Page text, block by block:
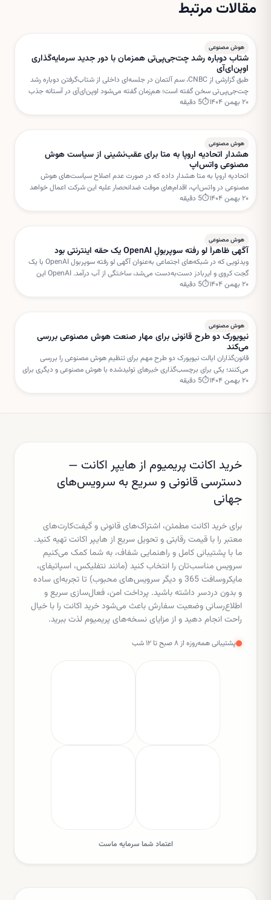
مقالات مرتبط
هوش مصنوعی
شتاب دوباره رشد چت‌جی‌پی‌تی همزمان با دور جدید سرمایه‌گذاری
اوپن‌ای‌آی
طبق گزارشی از CNBC، سم آلتمان در جلسه‌ای داخلی از شتاب‌گرفتن دوباره رشد
چت‌جی‌پی‌تی سخن گفته است؛ هم‌زمان گفته می‌شود اوپن‌ای‌آی در آستانه جذب
دور جدیدی از سرمایه‌گذاری با ارزش‌گذاری بسیار بالا است.
۲۰ بهمن ۱۴۰۴ ⏱
5 دقیقه
هوش مصنوعی
هشدار اتحادیه اروپا به متا برای عقب‌نشینی از سیاست هوش
مصنوعی واتس‌اپ
اتحادیه اروپا به متا هشدار داده که در صورت عدم اصلاح سیاست‌های هوش
مصنوعی در واتس‌اپ، اقدام‌های موقت ضدانحصار علیه این شرکت اعمال خواهد
شد. بروکسل نگران استفاده متا از داده‌های کاربران برای خدمات هوش مصنوعی
۲۰ بهمن ۱۴۰۴ ⏱
5 دقیقه
هوش مصنوعی
آگهی ظاهراً لو رفته سوپربولِ OpenAI یک حقه اینترنتی بود
ویدئویی که در شبکه‌های اجتماعی به‌عنوان آگهی لو رفته سوپربول OpenAI با یک
گجت کروی و ایربادز دست‌به‌دست می‌شد، ساختگی از آب درآمد. OpenAI این
داستان را «فیک نیوز» خوانده است.
۲۰ بهمن ۱۴۰۴ ⏱
5 دقیقه
هوش مصنوعی
نیویورک دو طرح قانونی برای مهار صنعت هوش مصنوعی بررسی
می‌کند
قانون‌گذاران ایالت نیویورک دو طرح مهم برای تنظیم هوش مصنوعی را بررسی
می‌کنند؛ یکی برای برچسب‌گذاری خبرهای تولیدشده با هوش مصنوعی و دیگری برای
تعلیق مجوز ساخت مراکز داده جدید.
۲۰ بهمن ۱۴۰۴ ⏱
5 دقیقه
خرید اکانت پریمیوم از هایپر اکانت —
دسترسی قانونی و سریع به سرویس‌های
جهانی
برای خرید اکانت مطمئن، اشتراک‌های قانونی و گیفت‌کارت‌های
معتبر را با قیمت رقابتی و تحویل سریع از هایپر اکانت تهیه کنید.
ما با پشتیبانی کامل و راهنمایی شفاف، به شما کمک می‌کنیم
سرویس مناسب‌تان را انتخاب کنید (مانند نتفلیکس، اسپاتیفای،
مایکروسافت 365 و دیگر سرویس‌های محبوب) تا تجربه‌ای ساده
و بدون دردسر داشته باشید. پرداخت امن، فعال‌سازی سریع و
اطلاع‌رسانی وضعیت سفارش باعث می‌شود خرید اکانت را با خیال
راحت انجام دهید و از مزایای نسخه‌های پریمیوم لذت ببرید.
پشتیبانی همه‌روزه از ۸ صبح تا ۱۲ شب
اعتماد شما سرمایه ماست